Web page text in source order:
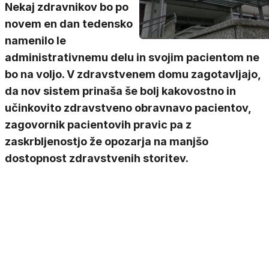
Nekaj zdravnikov bo po
novem en dan tedensko
namenilo le
administrativnemu delu in svojim pacientom ne
bo na voljo. V zdravstvenem domu zagotavljajo,
da nov sistem prinaša še bolj kakovostno in
učinkovito zdravstveno obravnavo pacientov,
zagovornik pacientovih pravic pa z
zaskrbljenostjo že opozarja na manjšo
dostopnost zdravstvenih storitev.